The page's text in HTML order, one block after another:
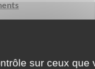
qui comprennent un
stockage, ustensiles,
sur ceux que